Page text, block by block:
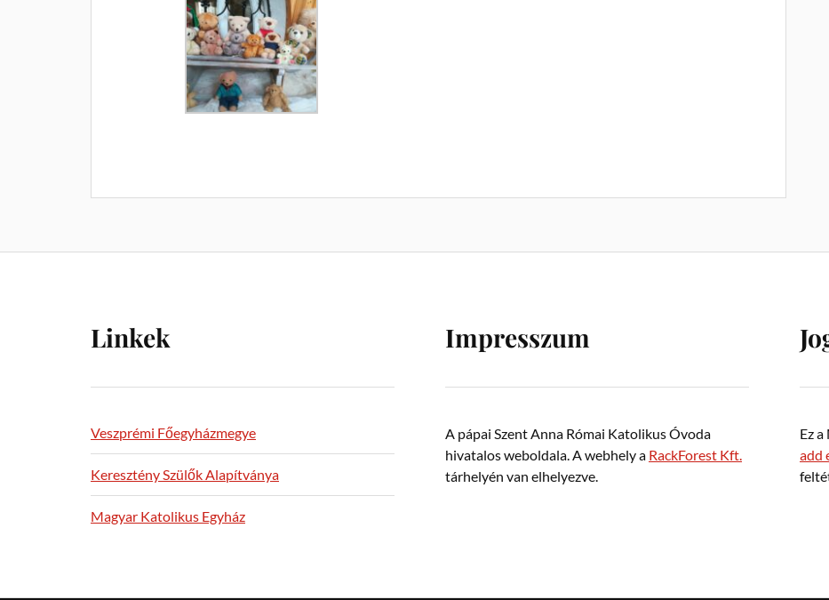
Linkek
Veszprémi Főegyházmegye
Keresztény Szülők Alapítványa
Magyar Katolikus Egyház
Impresszum
A pápai Szent Anna Római Katolikus Óvoda
hivatalos weboldala. A webhely a RackForest Kft.
tárhelyén van elhelyezve.
Ez a
add